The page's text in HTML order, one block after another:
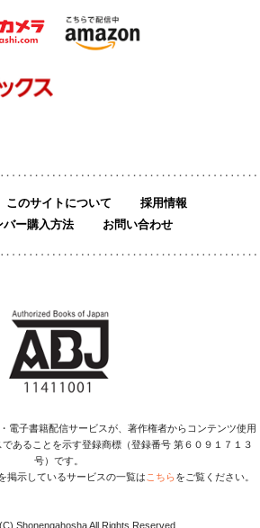
このサイトについて
採用情報
バー購入方法
お問い合わせ
電子書籍配信サービスが、著作権者からコンテンツ使用
あることを示す登録商標（登録番号 第６０９１７１３
号）です。
掲示しているサービスの一覧は こちらをご覧ください。
Shonengahosha All Rights Reserved.